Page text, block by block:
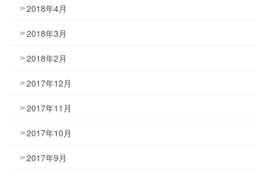
2018年4月
2018年3月
2018年2月
2017年12月
2017年11月
2017年10月
2017年9月